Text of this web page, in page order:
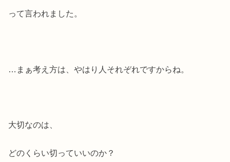
って言われました。
…まぁ考え方は、やはり人それぞれですからね。
大切なのは、
どのくらい切っていいのか？